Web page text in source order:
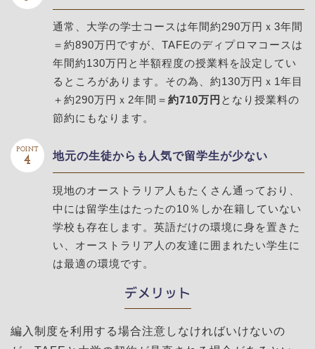
通常、大学の学士コースは年間約290万円ｘ3年間
＝約890万円ですが、TAFEのディプロマコースは
年間約130万円と半額程度の授業料を設定してい
るところがあります。その為、約130万円ｘ1年目
＋約290万円ｘ2年間＝ 約710万円 となり授業料の
節約にもなります。
POINT
4 地元の生徒からも人気で留学生が少ない
現地のオーストラリア人もたくさん通っており、
中には留学生はたったの10％しか在籍していない
学校も存在します。英語だけの環境に身を置きた
い、オーストラリア人の友達に囲まれたい学生に
は最適の環境です。
デメリット
編入制度を利用する場合注意しなければいけないの